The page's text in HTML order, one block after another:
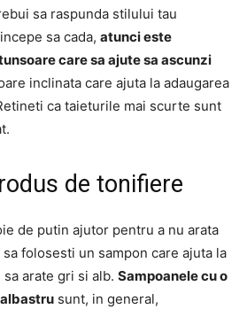
sa raspunda stilului tau
sa cada, atunci este
care sa ajute sa ascunzi
inclinata care ajuta la adaugarea
ca taieturile mai scurte sunt
de tonifiere
de putin ajutor pentru a nu arata
folosesti un sampon care ajuta la
arate gri si alb. Sampoanele cu o
sunt, in general,